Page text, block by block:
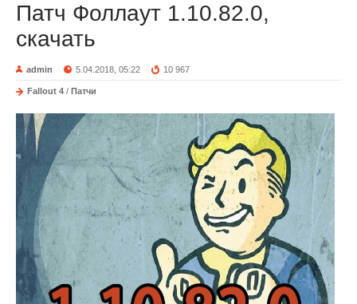
Патч Фоллаут 1.10.82.0,
скачать
admin 5.04.2018, 05:22 10 967
Fallout 4 / Патчи